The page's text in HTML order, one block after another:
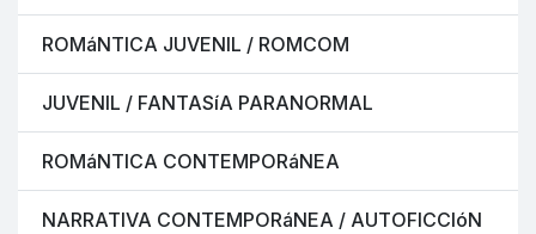
ROMáNTICA JUVENIL / ROMCOM
JUVENIL / FANTASíA PARANORMAL
ROMáNTICA CONTEMPORáNEA
NARRATIVA CONTEMPORáNEA / AUTOFICCIóN